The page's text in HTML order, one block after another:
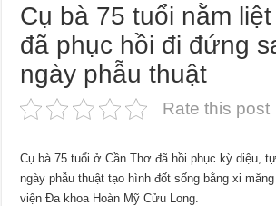
Cụ bà 75 tuổi nằm
đã phục hồi đi đứng
ngày phẫu thuật
Rate this post
Cụ bà 75 tuổi ở Cần Thơ đã hồi phục kỳ diệu,
ngày phẫu thuật tạo hình đốt sống bằng xi
viện Đa khoa Hoàn Mỹ Cửu Long.